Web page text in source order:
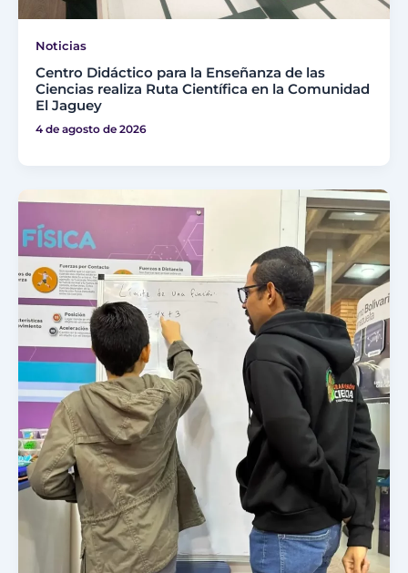
Noticias
Centro Didáctico para la Enseñanza de las
Ciencias realiza Ruta Científica en la Comunidad
El Jaguey
4 de agosto de 2026